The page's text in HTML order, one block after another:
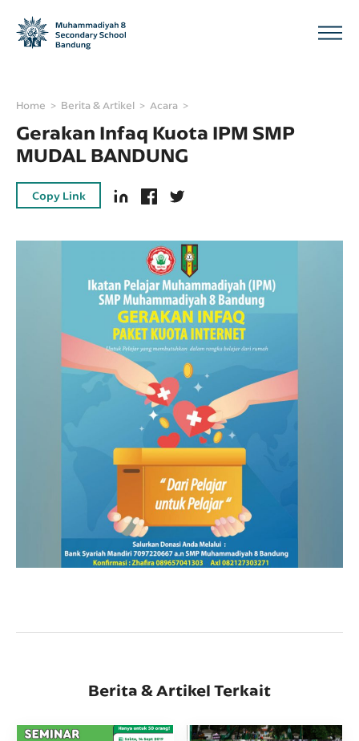
Home Berita & Artikel Acara
Gerakan Infaq Kuota IPM SMP
MUDAL BANDUNG
Copy Link
Berita & Artikel Terkait